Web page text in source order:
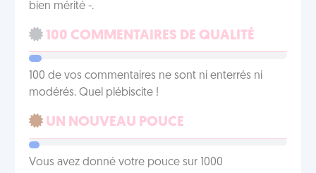
bien mérité -.
100 COMMENTAIRES DE QUALITÉ
100 de vos commentaires ne sont ni enterrés ni
modérés. Quel plébiscite !
UN NOUVEAU POUCE
Vous avez donné votre pouce sur 1000